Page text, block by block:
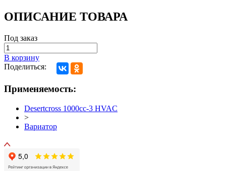
ОПИСАНИЕ ТОВАРА
Под заказ
В корзину
Поделиться:
Применяемость:
Desertcross 1000cc-3 HVAC
>
Вариатор